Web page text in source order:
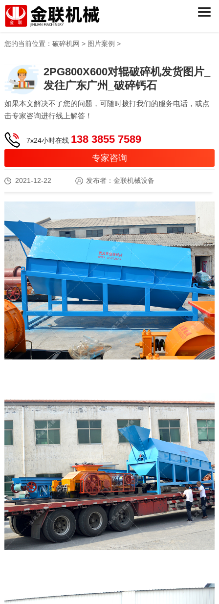
您的当前位置： 破碎机网 > 图片案例 >
2PG800X600对辊破碎机发货图片_
发往广东广州_破碎钙石
如果本文解决不了您的问题，可随时拨打我们的服务电话，或点
击专家咨询进行线上解答！
7x24小时在线 138 3855 7589
专家咨询
2021-12-22 发布者：金联机械设备